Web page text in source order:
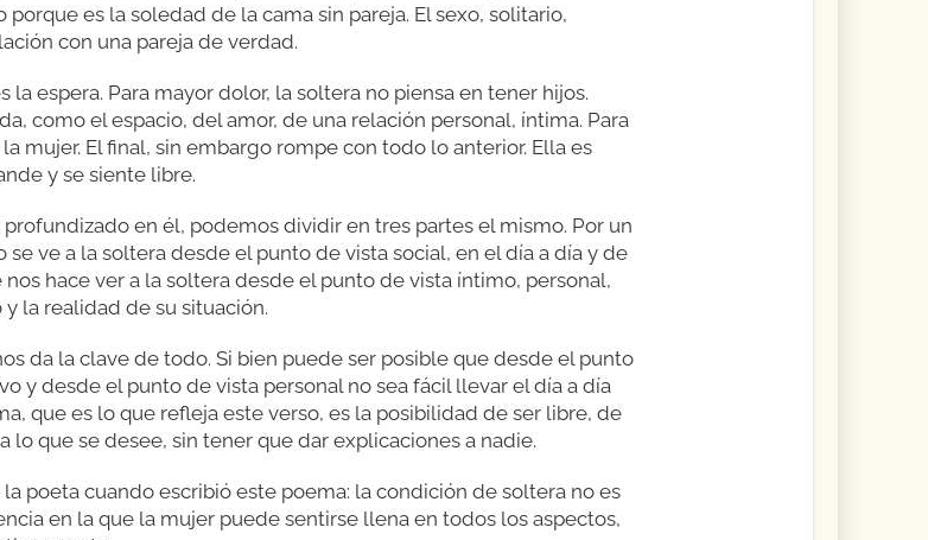
es la soledad de la cama sin pareja. El sexo, solitario,
con una pareja de verdad.
la espera. Para mayor dolor, la soltera no piensa en tener hijos.
como el espacio, del amor, de una relación personal, íntima. Para
mujer. El final, sin embargo rompe con todo lo anterior. Ella es
y se siente libre.
en él, podemos dividir en tres partes el mismo. Por un
ve a la soltera desde el punto de vista social, en el día a día y de
hace ver a la soltera desde el punto de vista íntimo, personal,
la realidad de su situación.
da la clave de todo. Si bien puede ser posible que desde el punto
y desde el punto de vista personal no sea fácil llevar el día a día
que es lo que refleja este verso, es la posibilidad de ser libre, de
lo que se desee, sin tener que dar explicaciones a nadie.
poeta cuando escribió este poema: la condición de soltera no es
en la que la mujer puede sentirse llena en todos los aspectos,